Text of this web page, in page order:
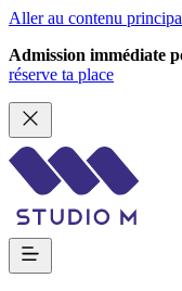
Aller au contenu
Admission immédiate
réserve ta place